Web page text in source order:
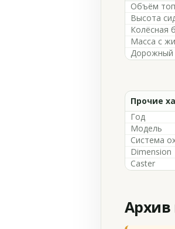
Объём
Высота
Колёсная
Масса с
Дорожный
Прочие
Год
Модель
Система
Dimension
Caster
Архив